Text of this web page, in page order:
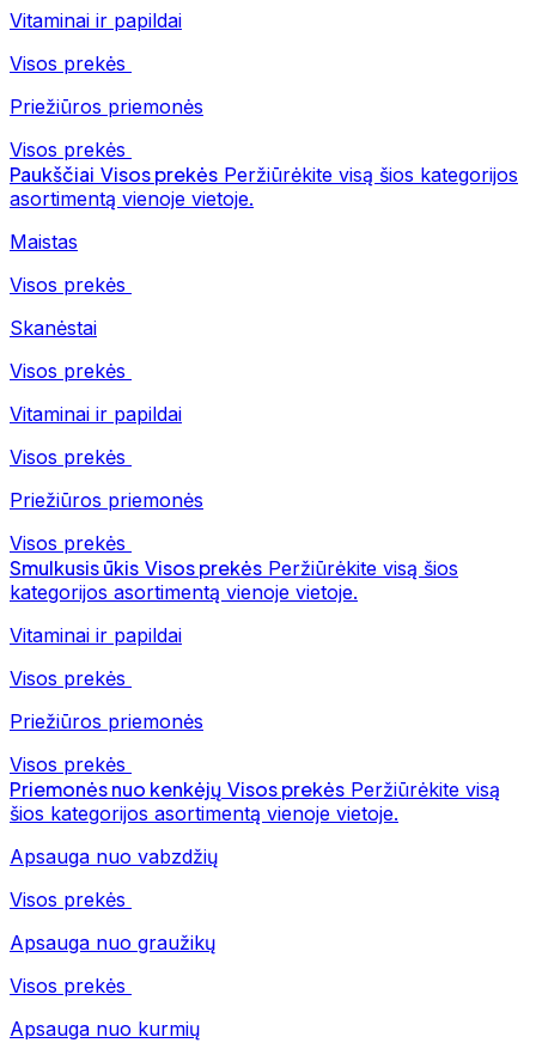
Vitaminai ir papildai
Visos prekės
Priežiūros priemonės
Visos prekės
Paukščiai Visos prekės Peržiūrėkite visą šios kategorijos
asortimentą vienoje vietoje.
Maistas
Visos prekės
Skanėstai
Visos prekės
Vitaminai ir papildai
Visos prekės
Priežiūros priemonės
Visos prekės
Smulkusis ūkis Visos prekės Peržiūrėkite visą šios
kategorijos asortimentą vienoje vietoje.
Vitaminai ir papildai
Visos prekės
Priežiūros priemonės
Visos prekės
Priemonės nuo kenkėjų Visos prekės Peržiūrėkite visą
šios kategorijos asortimentą vienoje vietoje.
Apsauga nuo vabzdžių
Visos prekės
Apsauga nuo graužikų
Visos prekės
Apsauga nuo kurmių